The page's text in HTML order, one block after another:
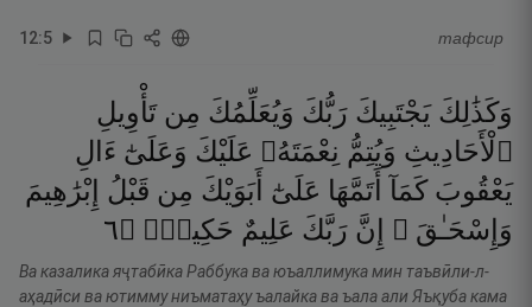
12:5 тафсир
وَكَذَٰلِكَ يَجْتَبِيكَ رَبُّكَ وَيُعَلِّمُكَ مِن تَأْوِيلِ
ٱلْأَحَادِيثِ وَيُتِمُّ نِعْمَتَهُۥ عَلَيْكَ وَعَلَىٰٓ ءَالِ
يَعْقُوبَ كَمَآ أَتَمَّهَا عَلَىٰٓ أَبَوَيْكَ مِن قَبْلُ إِبْرَٰهِيمَ
وَإِسْحَـٰقَ ۚ
إِنَّ رَبَّكَ عَلِيمٌ حَكِيمٌۭ ۝٦
Ва казалика яҷтабӣка Раббука ва юъаллимука мин таъвӣли-л-
аҳадӣси ва ютимму ниъматаҳу ъалайка ва ъала али Яъқуба кама